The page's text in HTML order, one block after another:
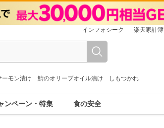
インフォシーク 楽天家計簿
ーモン漬け 鯖のオリーブオイル漬け しもつかれ
ンペーン・特集 食の安全